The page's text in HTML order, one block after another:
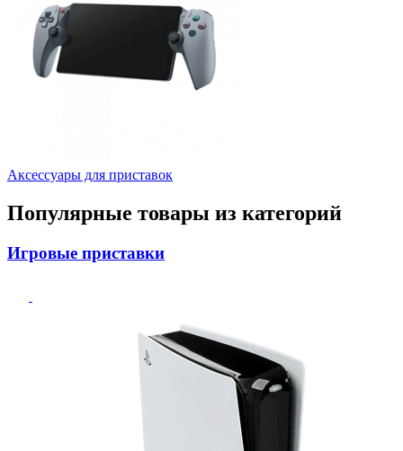
Аксессуары для приставок
Популярные товары из категорий
Игровые приставки